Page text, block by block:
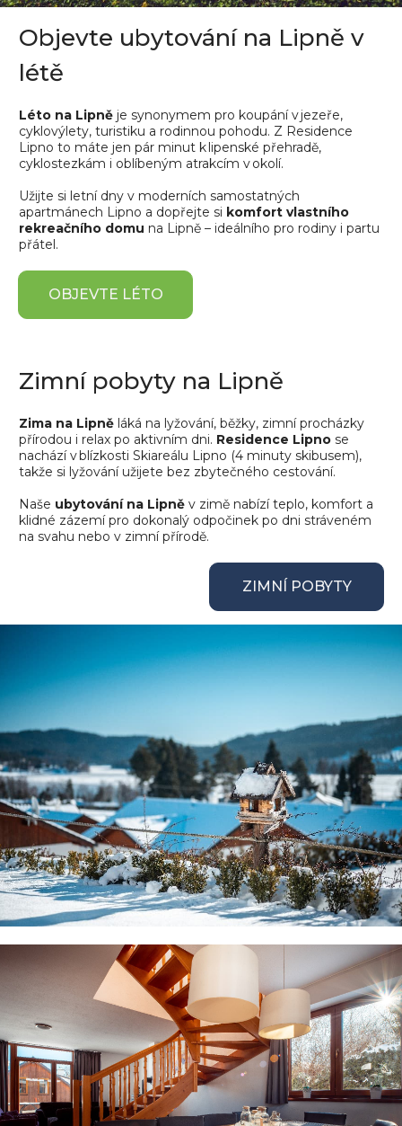
Objevte ubytování na Lipně v
létě
Léto na Lipně je synonymem pro koupání v jezeře,
cyklovýlety, turistiku a rodinnou pohodu. Z Residence
Lipno to máte jen pár minut k lipenské přehradě,
cyklostezkám i oblíbeným atrakcím v okolí.
Užijte si letní dny v moderních samostatných
apartmánech Lipno a dopřejte si komfort vlastního
rekreačního domu na Lipně – ideálního pro rodiny i partu
přátel.
OBJEVTE LÉTO
Zimní pobyty na Lipně
Zima na Lipně láká na lyžování, běžky, zimní procházky
přírodou i relax po aktivním dni. Residence Lipno se
nachází v blízkosti Skiareálu Lipno (4 minuty skibusem),
takže si lyžování užijete bez zbytečného cestování.
Naše ubytování na Lipně v zimě nabízí teplo, komfort a
klidné zázemí pro dokonalý odpočinek po dni stráveném
na svahu nebo v zimní přírodě.
ZIMNÍ POBYTY